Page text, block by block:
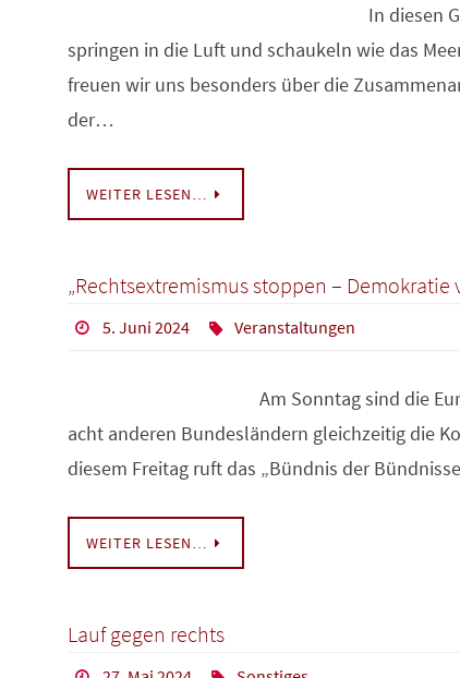
In diesen
springen in die Luft und schaukeln wie das
freuen wir uns besonders über die
der…
WEITER LESEN…
„Rechtsextremismus stoppen –
5. Juni 2024 Veranstaltungen
Am Sonntag sind die
acht anderen Bundesländern gleichzeitig die
diesem Freitag ruft das „Bündnis der
WEITER LESEN…
Lauf gegen rechts